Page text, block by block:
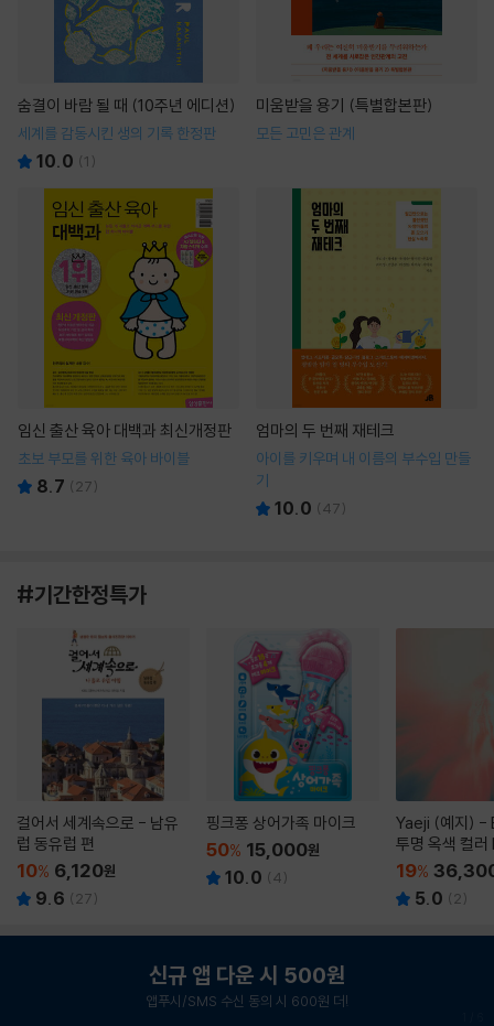
숨결이 바람 될 때 (10주년 에디션)
세계를 감동시킨 생의 기록 한정판
10.0 (1 )
미움받을 용기 (특별합본판)
모든 고민은 관계
임신 출산 육아 대백과 최신개정판
초보 부모를 위한 육아 바이블
8.7 ( 27)
엄마의 두 번째 재테크
아이를 키우며 내 이름의 부수입 만들
기
10.0 (47)
#기간한정특가
걸어서 세계속으로 - 남유
럽 동유럽 편
10% 6,120원
9.6 ( 27)
핑크퐁 상어가족 마이크
50% 15,000원
10.0 (4)
Yaeji (예지) -
투명 옥색 컬
19%
5.0 ( 2)
신규 앱 다운 시 500원
앱푸시/SMS 수신 동의 시 600원 더!